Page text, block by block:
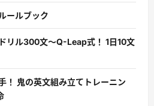
ールブック
リル300文〜Q-Leap式！ 1日10文
！ 鬼の英文組み立てトレーニン